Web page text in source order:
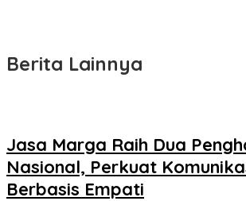
Berita Lainnya
Jasa Marga Raih Dua
Nasional, Perkuat
Berbasis Empati